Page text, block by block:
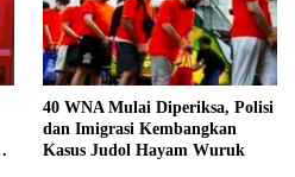
40 WNA Mulai Diperiksa, Polisi
dan Imigrasi Kembangkan
Kasus Judol Hayam Wuruk